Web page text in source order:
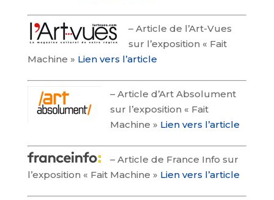
– Article de l’Art-Vues
sur l’exposition « Fait
Machine » Lien vers l’article
– Article d’Art Absolument
sur l’exposition « Fait
Machine » Lien vers l’article
– Article de France Info sur
l’exposition « Fait Machine » Lien vers l’article